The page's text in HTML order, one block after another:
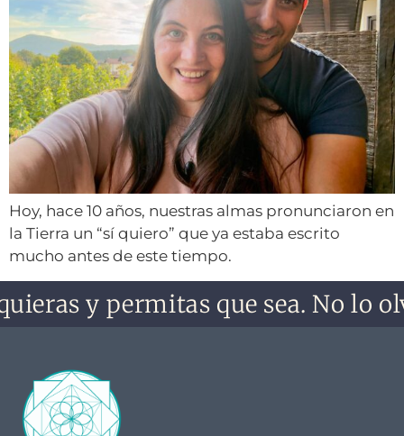
Hoy, hace 10 años, nuestras almas pronunciaron en
la Tierra un “sí quiero” que ya estaba escrito
mucho antes de este tiempo.
y permitas que sea. No lo